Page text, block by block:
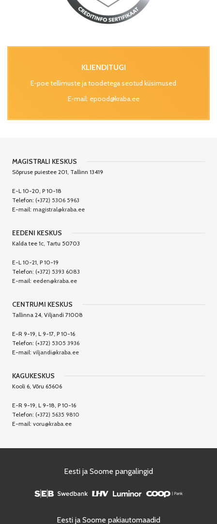
KLIENDITUGI
E-poe tellimuste ja toodetega seotud küsimused
E-mail: epood@kraba.ee
MAGISTRALI KESKUS
Sõpruse puiestee 201, Tallinn 13419
E-L 10-20, P 10-18
Telefon: (+372) 5306 5963
E-mail: magistral@kraba.ee
EEDENI KESKUS
Kalda tee 1c, Tartu 50703
E-L 10-21, P 10-19
Telefon: (+372) 5393 6083
E-mail: eeden@kraba.ee
CENTRUMI KESKUS
Tallinna 24, Viljandi 71008
E-R 9-19, L 9-17, P 10-16
Telefon: (+372) 5305 3936
E-mail: viljandi@kraba.ee
KAGUKESKUS
Kooli 6, Võru 65606
E-R 9-19, L 9-18, P 10-16
Telefon: (+372) 5635 9810
E-mail: voru@kraba.ee
Eesti ja Soome pangalingid
Eesti ja Soome pakiautomaadid